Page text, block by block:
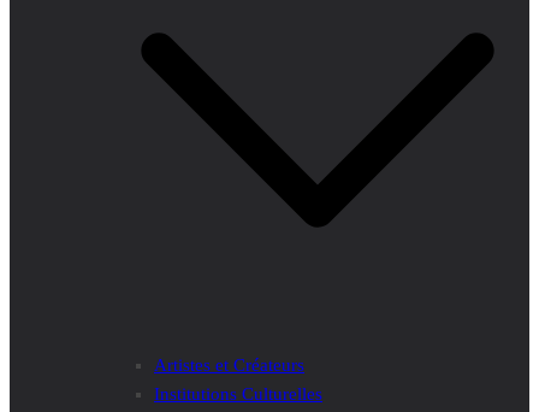
Artistes et Créateurs
Institutions Culturelles